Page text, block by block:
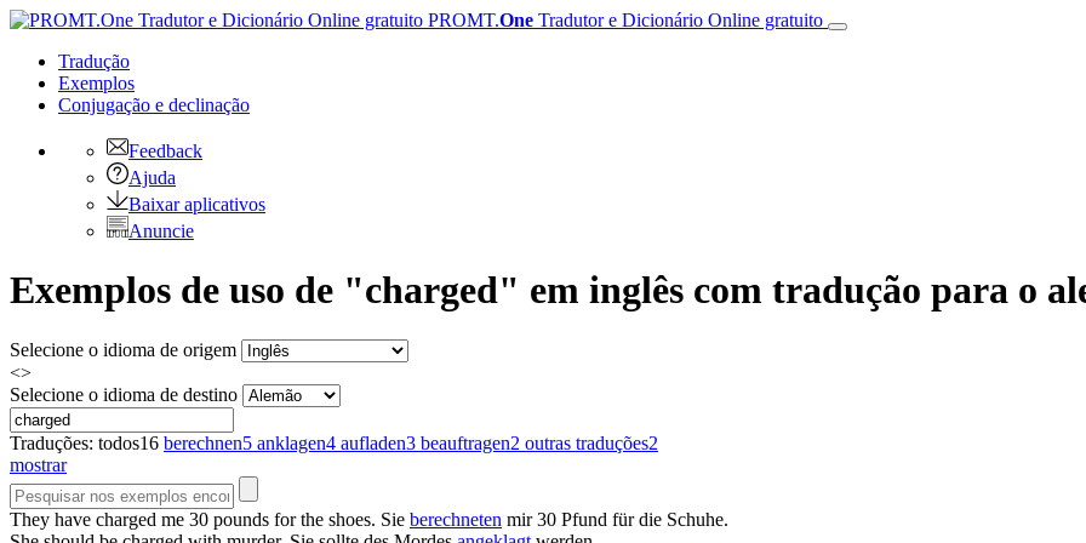
PROMT.One Tradutor e Dicionário Online gratuito
Tradução
Exemplos
Conjugação e declinação
Feedback
Ajuda
Baixar aplicativos
Anuncie
Exemplos de uso de "charged" em inglês com tradução para o
Selecione o idioma de origem
<>
Selecione o idioma de destino
Traduções: todos16 berechnen5 anklagen4 aufladen3 beauftragen2 outras traduções2
mostrar
They have charged me 30 pounds for the shoes. Sie berechneten mir 30 Pfund für die Schuhe.